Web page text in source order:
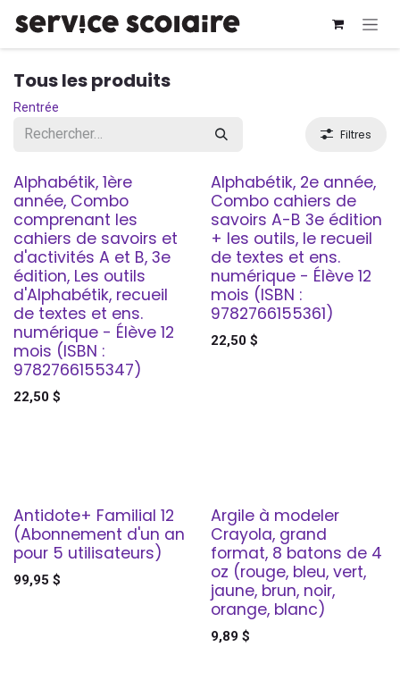
Tous les produits
Rentrée
Filtres
Alphabétik, 1ère
année, Combo
comprenant les
cahiers de savoirs et
d'activités A et B, 3e
édition, Les outils
d'Alphabétik, recueil
de textes et ens.
numérique - Élève 12
mois (ISBN :
9782766155347)
22,50 $
Alphabétik, 2e année,
Combo cahiers de
savoirs A-B 3e édition
+ les outils, le recueil
de textes et ens.
numérique - Élève 12
mois (ISBN :
9782766155361)
22,50$
Antidote+ Familial 12
(Abonnement d'un an
pour 5 utilisateurs)
99,95 $
Argile à modeler
Crayola, grand
format, 8 batons de 4
oz (rouge, bleu, vert,
jaune, brun, noir,
orange, blanc)
9,89$